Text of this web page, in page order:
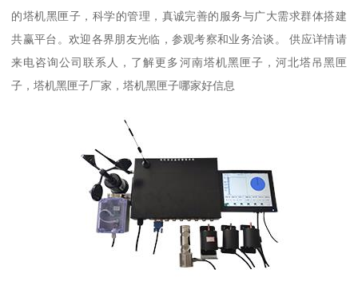
的塔机黑匣子，科学的管理，真诚完善的服务与广大需求群体搭建
共赢平台。欢迎各界朋友光临，参观考察和业务洽谈。 供应详情请
来电咨询公司联系人，了解更多河南塔机黑匣子，河北塔吊黑匣
子，塔机黑匣子厂家，塔机黑匣子哪家好信息